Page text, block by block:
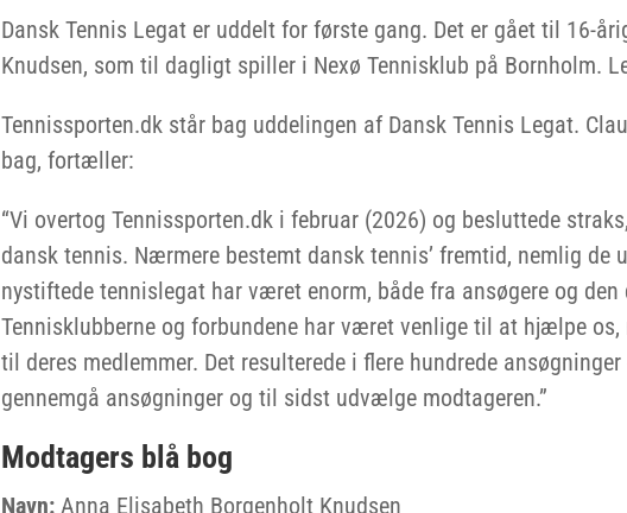
Dansk Tennis Legat er uddelt for første gang. Det er gået til 16-
Knudsen, som til dagligt spiller i Nexø Tennisklub på Bornholm.
Tennissporten.dk står bag uddelingen af Dansk Tennis Legat.
bag, fortæller:
“Vi overtog Tennissporten.dk i februar (2026) og besluttede
dansk tennis. Nærmere bestemt dansk tennis’ fremtid, nemlig de
nystiftede tennislegat har været enorm, både fra ansøgere og den
Tennisklubberne og forbundene har været venlige til at hjælpe
til deres medlemmer. Det resulterede i flere hundrede
gennemgå ansøgninger og til sidst udvælge modtageren.”
Modtagers blå bog
Navn:Anna Elisabeth Borgenholt Knudsen